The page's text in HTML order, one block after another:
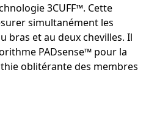
3CUFF™. Cette
simultanément les
bras et au deux chevilles. Il
PADsense™ pour la
oblitérante des membres